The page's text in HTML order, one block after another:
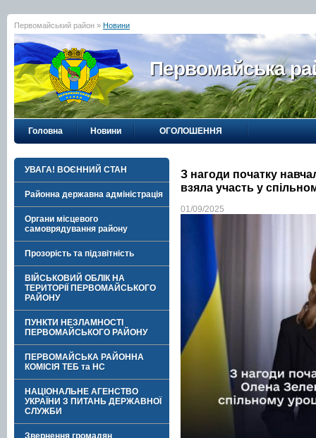
Первомайський район » Новини
Первомайська
Головна Новини ОГОЛОШЕННЯ
УВАГА! ВОЄННИЙ СТАН
Районна державна адміністрація
Органи місцевого
самоврядування району
Прозорість та підзвітність
ВІЙСЬКОВИЙ ОБЛІК НА
ТЕРИТОРІЇ ПЕРВОМАЙСЬКОГО
РАЙОНУ
ПУНКТИ НЕЗЛАМНОСТІ
ПЕРВОМАЙСЬКОГО РАЙОНУ
ПЕРВОМАЙСЬКА РАЙОННА
КОМІСІЯ ТЕБ та НС
НАЦІОНАЛЬНЕ АГЕНСТВО
УКРАЇНИ З ПИТАНЬ ДЕРЖАВНОЇ
СЛУЖБИ
Звернення громадян
З нагоди початку
взяла участь у
01/09/2025